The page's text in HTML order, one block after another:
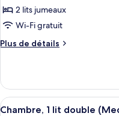
pour
ce
type
de
Chambre
avec
lits
2 lits jumeaux
Wi-Fi gratuit
Plus de détails
Plus
Chambre
avec
lits
Afficher
8
Chambre, 1 lit double